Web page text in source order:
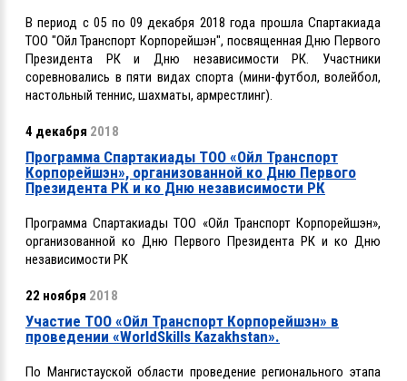
В период с 05 по 09 декабря 2018 года прошла Спартакиада
ТОО "Ойл Транспорт Корпорейшэн", посвященная Дню Первого
Президента РК и Дню независимости РК. Участники
соревновались в пяти видах спорта (мини-футбол, волейбол,
настольный теннис, шахматы, армрестлинг).
4 декабря 2018
Программа Спартакиады ТОО «Ойл Транспорт
Корпорейшэн», организованной ко Дню Первого
Президента РК и ко Дню независимости РК
Программа Спартакиады ТОО «Ойл Транспорт Корпорейшэн»,
организованной ко Дню Первого Президента РК и ко Дню
независимости РК
22 ноября 2018
Участие ТОО «Ойл Транспорт Корпорейшэн» в
проведении «WorldSkills Kazakhstan».
По Мангистауской области проведение регионального этапа